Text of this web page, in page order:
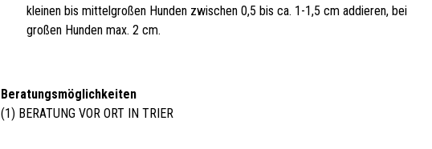
kleinen bis mittelgroßen Hunden zwischen 0,5 bis ca. 1-1,5 cm addieren, bei
großen Hunden max. 2 cm.
Beratungsmöglichkeiten
(1) BERATUNG VOR ORT IN TRIER